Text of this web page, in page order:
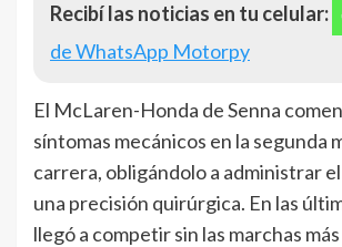
Recibí las noticias en tu celular:
de WhatsApp Motorpy
El McLaren-Honda de Senna
síntomas mecánicos en la segunda
carrera, obligándolo a administrar
una precisión quirúrgica. En las
llegó a competir sin las marchas